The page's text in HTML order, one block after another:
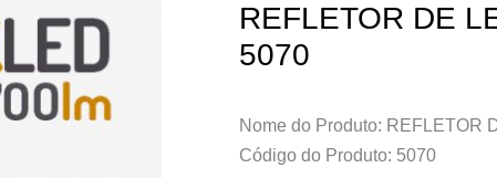
REFLETOR DE
5070
Nome do Produto: REFLETOR
Código do Produto: 5070